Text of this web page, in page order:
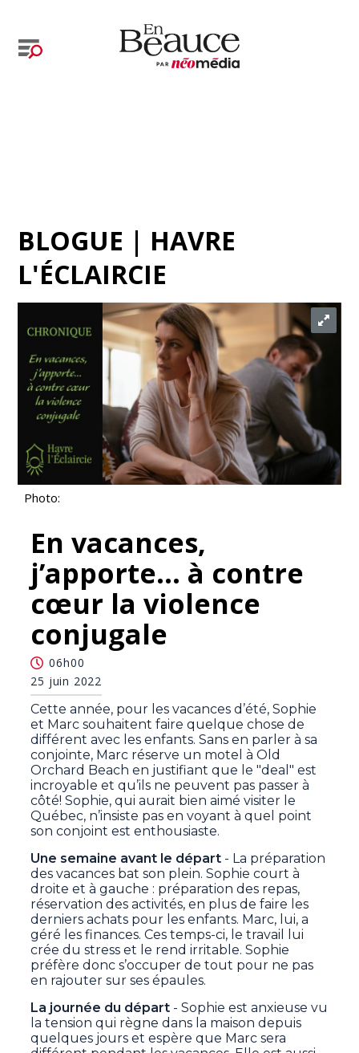
BLOGUE | HAVRE
L'ÉCLAIRCIE
Photo:
En vacances,
j’apporte... à contre
cœur la violence
conjugale
06h00
25 juin 2022
Cette année, pour les vacances d’été, Sophie
et Marc souhaitent faire quelque chose de
différent avec les enfants. Sans en parler à sa
conjointe, Marc réserve un motel à Old
Orchard Beach en justifiant que le "deal" est
incroyable et qu’ils ne peuvent pas passer à
côté! Sophie, qui aurait bien aimé visiter le
Québec, n’insiste pas en voyant à quel point
son conjoint est enthousiaste.
Une semaine avant le départ - La préparation
des vacances bat son plein. Sophie court à
droite et à gauche : préparation des repas,
réservation des activités, en plus de faire les
derniers achats pour les enfants. Marc, lui, a
géré les finances. Ces temps-ci, le travail lui
crée du stress et le rend irritable. Sophie
préfère donc s’occuper de tout pour ne pas
en rajouter sur ses épaules.
La journée du départ - Sophie est anxieuse vu
la tension qui règne dans la maison depuis
quelques jours et espère que Marc sera